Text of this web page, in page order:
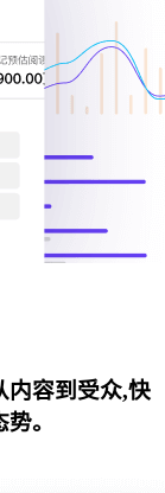
内容到受众,快
。